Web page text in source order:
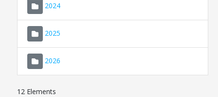
2024
2025
2026
12 Elements